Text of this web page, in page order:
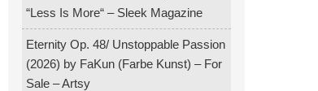
“Less Is More“ – Sleek Magazine
Eternity Op. 48/ Unstoppable Passion
(2026) by FaKun (Farbe Kunst) – For
Sale – Artsy